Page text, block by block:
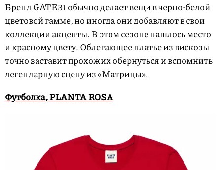
Бренд GATE31 обычно делает вещи в черно-белой
цветовой гамме, но иногда они добавляют в свои
коллекции акценты. В этом сезоне нашлось место
и красному цвету. Облегающее платье из вискозы
точно заставит прохожих обернуться и вспомнить
легендарную сцену из «Матрицы».
Футболка, PLANTA ROSA